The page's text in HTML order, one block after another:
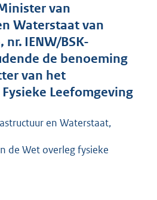
d
s
g
r
o
o
t
:
7
van
Waterstaat van
nr. IENW/BSK-
de benoeming
van het
Leefomgeving
en Waterstaat,
de Wet overleg fysieke